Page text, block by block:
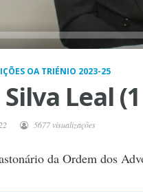
OA TRIÉNIO 2023-25
Leal
5677 visualizações
da Ordem dos